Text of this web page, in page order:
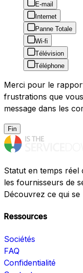
E-mail
Internet
Panne Totale
Wi-fi
Télévision
Téléphone
Merci pour le
frustrations que
message dans les
Fin
Statut en temps réel
les fournisseurs de
Découvrez ce qui se
Ressources
Sociétés
FAQ
Confidentialité